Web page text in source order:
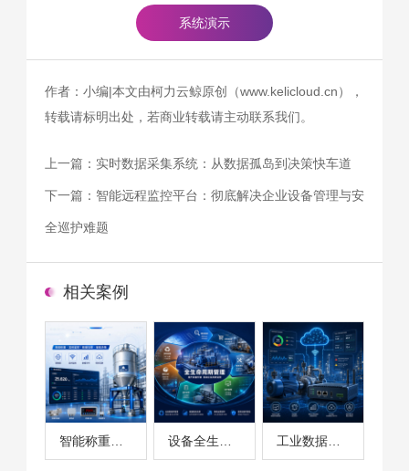
系统演示
作者：小编|本文由柯力云鲸原创（www.kelicloud.cn），
转载请标明出处，若商业转载请主动联系我们。
上一篇： 实时数据采集系统：从数据孤岛到决策快车道
下一篇： 智能远程监控平台：彻底解决企业设备管理与安
全巡护难题
相关案例
智能称重系统案例 工业数据采集与设备监控案例